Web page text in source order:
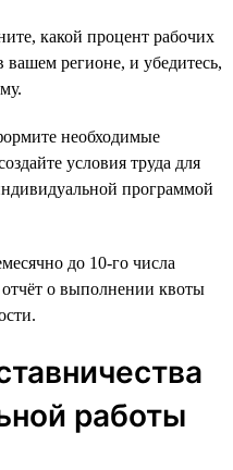
какой процент рабочих
вашем регионе, и убедитесь,
необходимые
условия труда для
программой
до 10-го числа
о выполнении квоты
работы